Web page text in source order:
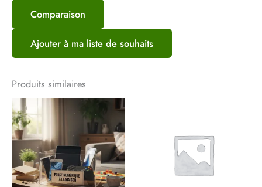
Soyez le premier à laisser votre avis
sur “Compteur Participation pour
booster”
champs obligatoires sont indiqués avec
Votre note*
Votre avis
*
Comparaison
Ajouter à ma liste de souhaits
Produits similaires